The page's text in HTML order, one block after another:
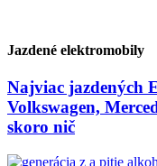
Jazdené elektromobily
Najviac jazdených
Volkswagen,
skoro nič